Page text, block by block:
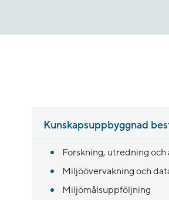
Kunskapsuppbyggnad
Forskning, utredning och
Miljöövervakning och
Miljömålsuppföljning